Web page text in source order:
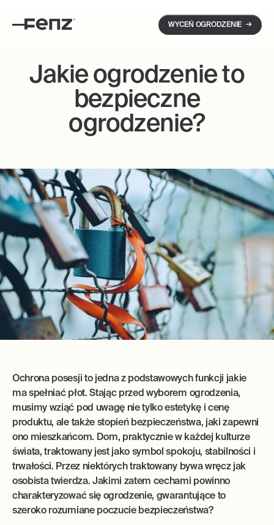
WYCEŃ OGRODZENIE →
Jakie ogrodzenie to
bezpieczne
ogrodzenie?
Ochrona posesji to jedna z podstawowych funkcji jakie
ma spełniać płot. Stając przed wyborem ogrodzenia,
musimy wziąć pod uwagę nie tylko estetykę i cenę
produktu, ale także stopień bezpieczeństwa, jaki zapewni
ono mieszkańcom. Dom, praktycznie w każdej kulturze
świata, traktowany jest jako symbol spokoju, stabilności i
trwałości. Przez niektórych traktowany bywa wręcz jak
osobista twierdza. Jakimi zatem cechami powinno
charakteryzować się ogrodzenie, gwarantujące to
szeroko rozumiane poczucie bezpieczeństwa?